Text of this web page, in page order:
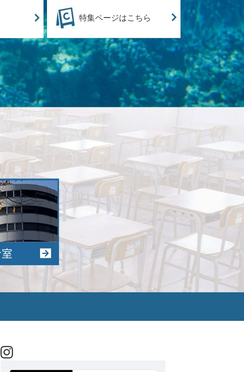
特集ページはこちら